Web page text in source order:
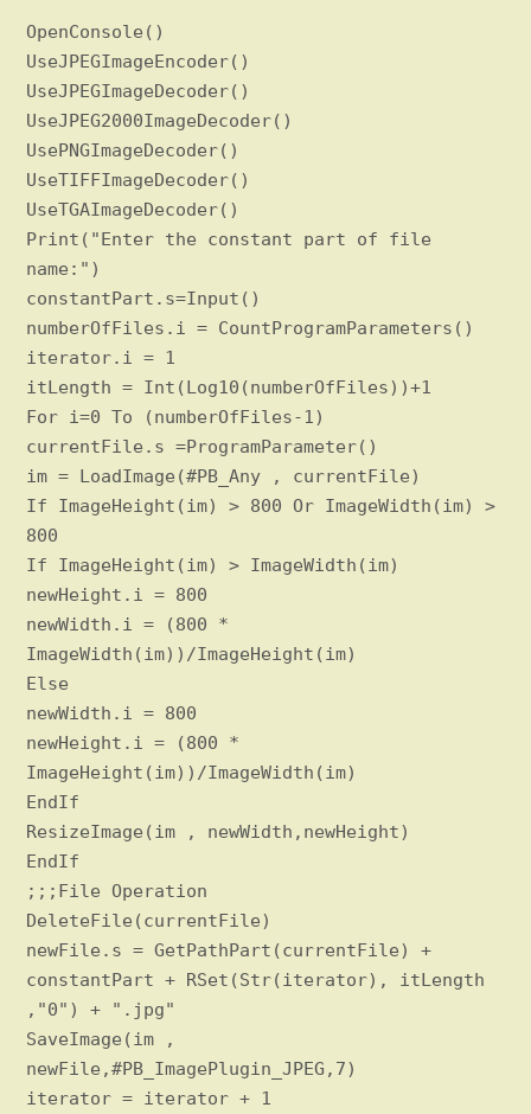
OpenConsole()
UseJPEGImageEncoder()
UseJPEGImageDecoder()
UseJPEG2000ImageDecoder()
UsePNGImageDecoder()
UseTIFFImageDecoder()
UseTGAImageDecoder()
Print("Enter the constant part of file
name:")
constantPart.s=Input()
numberOfFiles.i = CountProgramParameters()
iterator.i = 1
itLength = Int(Log10(numberOfFiles))+1
For i=0 To (numberOfFiles-1)
currentFile.s =ProgramParameter()
im = LoadImage(#PB_Any , currentFile)
If ImageHeight(im) > 800 Or ImageWidth(im) >
800
If ImageHeight(im) > ImageWidth(im)
newHeight.i = 800
newWidth.i = (800 *
ImageWidth(im))/ImageHeight(im)
Else
newWidth.i = 800
newHeight.i = (800 *
ImageHeight(im))/ImageWidth(im)
EndIf
ResizeImage(im , newWidth,newHeight)
EndIf
;;;File Operation
DeleteFile(currentFile)
newFile.s = GetPathPart(currentFile) +
constantPart + RSet(Str(iterator), itLength
,"0") + ".jpg"
SaveImage(im ,
newFile,#PB_ImagePlugin_JPEG,7)
iterator = iterator + 1